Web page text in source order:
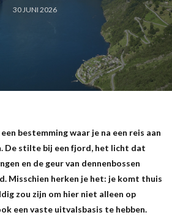
30 JUNI 2026
bestemming waar je na een reis aan
De stilte bij een fjord, het licht dat
en de geur van dennenbossen
Misschien herken je het: je komt thuis
zou zijn om hier niet alleen op
een vaste uitvalsbasis te hebben.